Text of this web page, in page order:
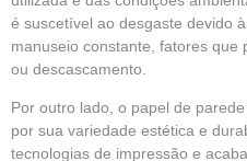
é suscetível ao desgaste devido
manuseio constante, fatores que
ou descascamento.
Por outro lado, o papel de
por sua variedade estética e
tecnologias de impressão e